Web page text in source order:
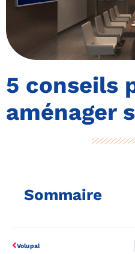
5 conseils
aménager
Sommaire
Volupal